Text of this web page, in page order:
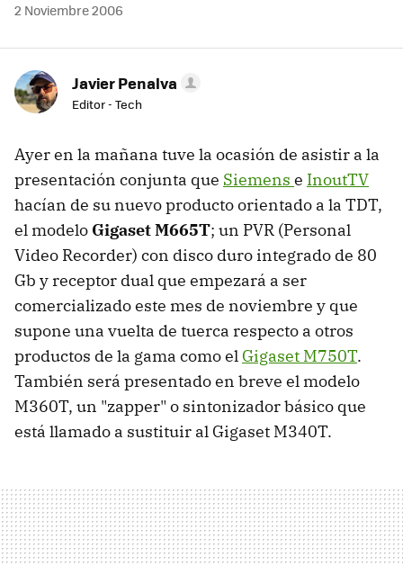
2 Noviembre 2006
Javier Penalva
Editor - Tech
Ayer en la mañana tuve la ocasión de asistir a la
presentación conjunta que Siemens e InoutTV
hacían de su nuevo producto orientado a la TDT,
el modelo Gigaset M665T; un PVR (Personal
Video Recorder) con disco duro integrado de 80
Gb y receptor dual que empezará a ser
comercializado este mes de noviembre y que
supone una vuelta de tuerca respecto a otros
productos de la gama como el Gigaset M750T.
También será presentado en breve el modelo
M360T, un "zapper" o sintonizador básico que
está llamado a sustituir al Gigaset M340T.